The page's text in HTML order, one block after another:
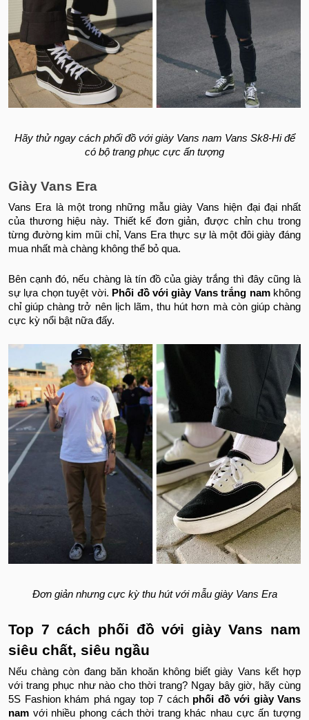
Hãy thử ngay cách phối đồ với giày Vans nam Vans Sk8-Hi để
có bộ trang phục cực ấn tượng
Giày Vans Era
Vans Era là một trong những mẫu giày Vans hiện đại đại nhất
của thương hiệu này. Thiết kế đơn giản, được chỉn chu trong
từng đường kim mũi chỉ, Vans Era thực sự là một đôi giày đáng
mua nhất mà chàng không thể bỏ qua.
Bên cạnh đó, nếu chàng là tín đồ của giày trắng thì đây cũng là
sự lựa chọn tuyệt vời. Phối đồ với giày Vans trắng namkhông
chỉ giúp chàng trở nên lịch lãm, thu hút hơn mà còn giúp chàng
cực kỳ nổi bật nữa đấy.
Đơn giản nhưng cực kỳ thu hút với mẫu giày Vans Era
Top 7 cách phối đồ với giày Vans nam
siêu chất, siêu ngầu
Nếu chàng còn đang băn khoăn không biết giày Vans kết hợp
với trang phục như nào cho thời trang? Ngay bây giờ, hãy cùng
5S Fashion khám phá ngay top 7 cách phối đồ với giày Vans
nam với nhiều phong cách thời trang khác nhau cực ấn tượng